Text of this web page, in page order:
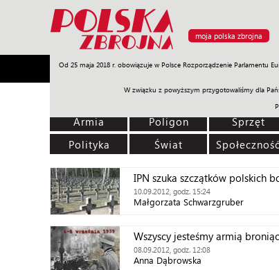
moja polska zbrojna
Od 25 maja 2018 r. obowiązuje w Polsce Rozporządzenie Parlamentu
W związku z powyższym przygotowaliśmy dla
Armia Poligon Sprzęt Misje Polityka
Armia Poligon Sprzęt
Polityka
Świat Społeczność
IPN szuka szczątków polskich
10.09.2012, godz. 15:24
Małgorzata Schwarzgruber
Wszyscy jesteśmy armią
08.09.2012, godz. 12:08
Anna Dąbrowska